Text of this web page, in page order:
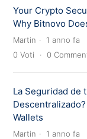
Your Crypto
Why Bitnovo
Martin
1 anno fa
0 Voti 0
La Seguridad de
Wallets
Martin
1 anno fa